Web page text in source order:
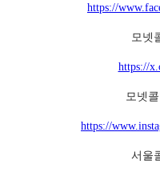
https://
모넷
https://
모넷
https://
서울